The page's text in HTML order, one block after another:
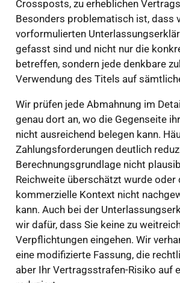
Crossposts, zu erheblichen
Besonders problematisch ist, dass
vorformulierten
gefasst sind und nicht nur die
betreffen, sondern jede denkbare
Verwendung des Titels auf
Wir prüfen jede Abmahnung im
genau dort an, wo die Gegenseite
nicht ausreichend belegen kann.
Zahlungsforderungen deutlich
Berechnungsgrundlage nicht
Reichweite überschätzt wurde oder
kommerzielle Kontext nicht
kann. Auch bei der
wir dafür, dass Sie keine zu
Verpflichtungen eingehen. Wir
eine modifizierte Fassung, die
aber Ihr Vertragsstrafen-Risiko auf